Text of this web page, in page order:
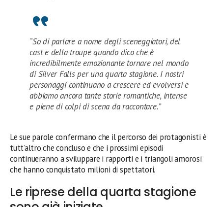
“So di parlare a nome degli sceneggiatori, del
cast e della troupe quando dico che è
incredibilmente emozionante tornare nel mondo
di Silver Falls per una quarta stagione. I nostri
personaggi continuano a crescere ed evolversi e
abbiamo ancora tante storie romantiche, intense
e piene di colpi di scena da raccontare.”
Le sue parole confermano che il percorso dei protagonisti è
tutt’altro che concluso e che i prossimi episodi
continueranno a sviluppare i rapporti e i triangoli amorosi
che hanno conquistato milioni di spettatori.
Le riprese della quarta stagione